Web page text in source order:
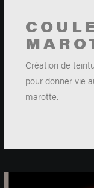
Création de
pour donner vie
marotte.